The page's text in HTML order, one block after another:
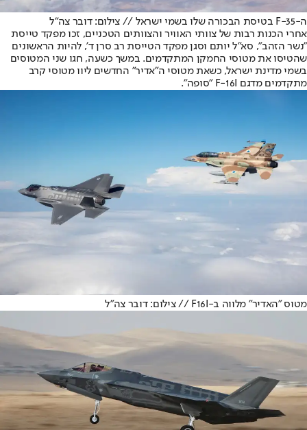
ה-F-35 בטיסת הבכורה שלו בשמי ישראל // צילום: דובר צה"ל
אחרי הכנות רבות של צוותי האוויר והצוותים הטכניים, זכו מפקד טייסת
"נשר הזהב", סא"ל יותם וסגן מפקד הטייסת רב סרן ד', להיות הראשונים
שהטיסו את מטוסי החמקן המתקדמים. במשך כשעה, חגו שני המטוסים
בשמי מדינת ישראל, כשאת מטוסי ה"אדיר" החדשים ליוו מטוסי קרב
מתקדמים מדגם F-16I "סופה".
מטוס "האדיר" מלווה ב-F16I // צילום: דובר צה"ל